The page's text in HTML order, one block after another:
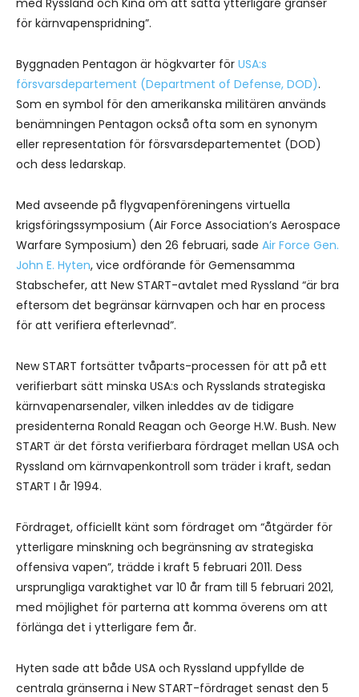
för kärnvapenspridning”.
Byggnaden Pentagon är högkvarter för USA:s
försvarsdepartement (Department of Defense, DOD).
Som en symbol för den amerikanska militären används
benämningen Pentagon också ofta som en synonym
eller representation för försvarsdepartementet (DOD)
och dess ledarskap.
Med avseende på flygvapenföreningens virtuella
krigsföringssymposium (Air Force Association’s Aerospace
Warfare Symposium) den 26 februari, sade Air Force Gen.
John E. Hyten, vice ordförande för Gemensamma
Stabschefer, att New START-avtalet med Ryssland “är bra
eftersom det begränsar kärnvapen och har en process
för att verifiera efterlevnad”.
New START fortsätter tvåparts-processen för att på ett
verifierbart sätt minska USA:s och Rysslands strategiska
kärnvapenarsenaler, vilken inleddes av de tidigare
presidenterna Ronald Reagan och George H.W. Bush. New
START är det första verifierbara fördraget mellan USA och
Ryssland om kärnvapenkontroll som träder i kraft, sedan
START I år 1994.
Fördraget, officiellt känt som fördraget om “åtgärder för
ytterligare minskning och begränsning av strategiska
offensiva vapen”, trädde i kraft 5 februari 2011. Dess
ursprungliga varaktighet var 10 år fram till 5 februari 2021,
med möjlighet för parterna att komma överens om att
förlänga det i ytterligare fem år.
Hyten sade att både USA och Ryssland uppfyllde de
centrala gränserna i New START-fördraget senast den 5